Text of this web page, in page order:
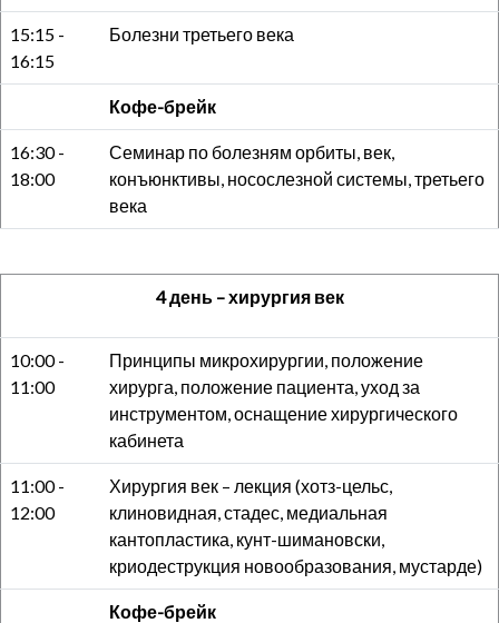
15:15 -
16:15
Болезни третьего века
Кофе-брейк
16:30 -
18:00
Семинар по болезням орбиты, век,
конъюнктивы, носослезной системы, третьего
века
4 день – хирургия век
10:00 -
11:00
Принципы микрохирургии, положение
хирурга, положение пациента, уход за
инструментом, оснащение хирургического
кабинета
11:00 -
12:00
Хирургия век – лекция (хотз-цельс,
клиновидная, стадес, медиальная
кантопластика, кунт-шимановски,
криодеструкция новообразования, мустарде)
Кофе-брейк